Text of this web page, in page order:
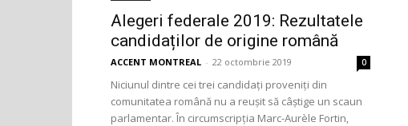
Alegeri federale 2019: Rezultatele
candidaților de origine română
ACCENT MONTREAL - 22 octombrie 2019 0
Niciunul dintre cei trei candidați proveniți din
comunitatea română nu a reușit să câștige un scaun
parlamentar. În circumscripția Marc-Aurèle Fortin,